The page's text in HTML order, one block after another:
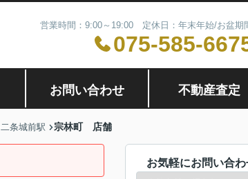
営業時間：9:00～19:00 定休日：年末年始/お盆期
075-585-
お問い合わせ 不動産査定
二条城前駅 宗林町 店舗
お気軽にお問い合